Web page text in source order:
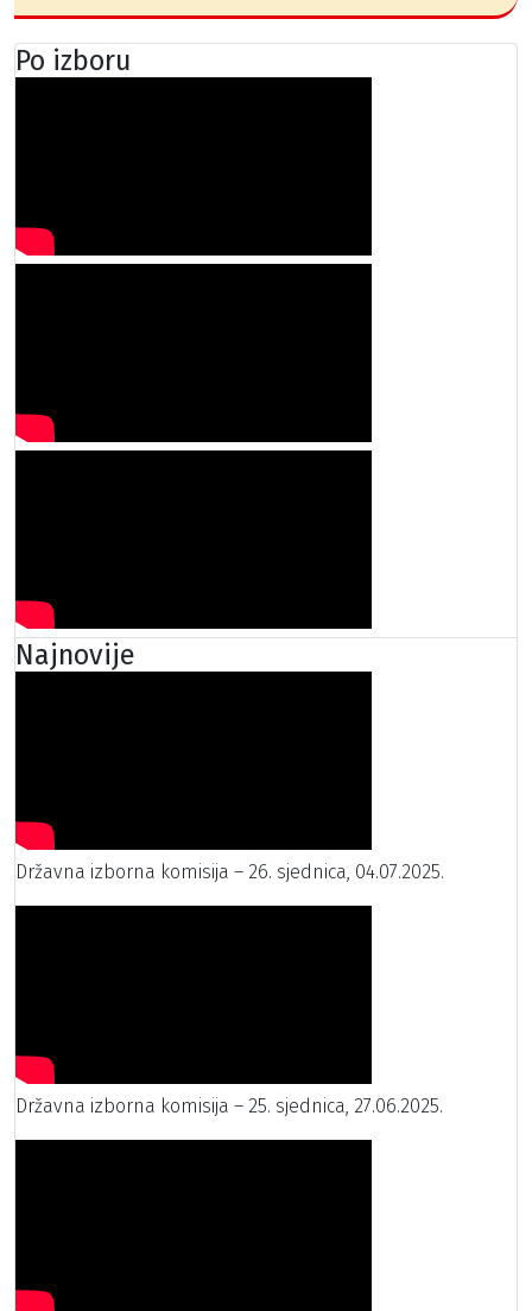
Po izboru
Najnovije
Državna izborna komisija – 26. sjednica, 04.07.2025.
Državna izborna komisija – 25. sjednica, 27.06.2025.